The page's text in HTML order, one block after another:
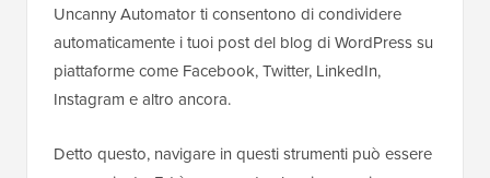
Uncanny Automator ti consentono di condividere
automaticamente i tuoi post del blog di WordPress su
piattaforme come Facebook, Twitter, LinkedIn,
Instagram e altro ancora.
Detto questo, navigare in questi strumenti può essere